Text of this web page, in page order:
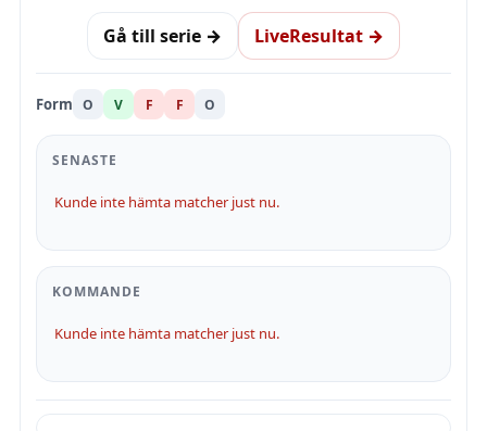
Gå till serie → LiveResultat →
Form O V F F O
SENASTE
Kunde inte hämta matcher just nu.
KOMMANDE
Kunde inte hämta matcher just nu.